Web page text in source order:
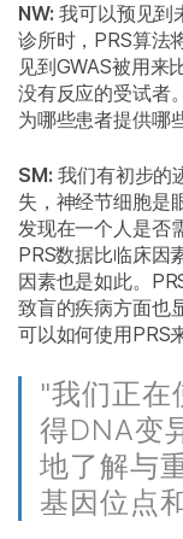
NW: 我可以预见到
诊所时，PRS算法
见到GWAS被用来
没有反应的受试者
为哪些患者提供哪
SM: 我们有初步的
失，神经节细胞是
发现在一个人是否
PRS数据比临床因
因素也是如此。
致盲的疾病方面也
可以如何使用PRS
"我们正在
得DNA变
地了解与
基因位点